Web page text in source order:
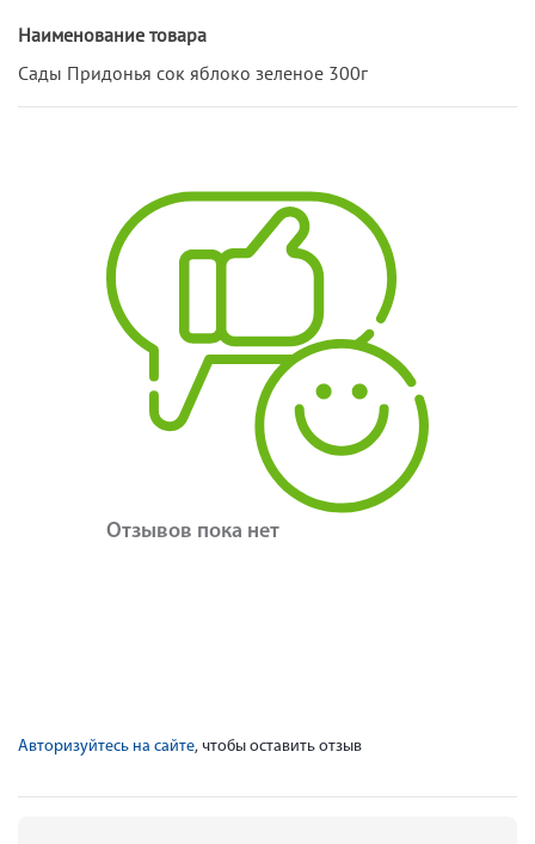
Наименование товара
Сады Придонья сок яблоко зеленое 300г
Отзывов пока нет
Авторизуйтесь на сайте, чтобы оставить отзыв